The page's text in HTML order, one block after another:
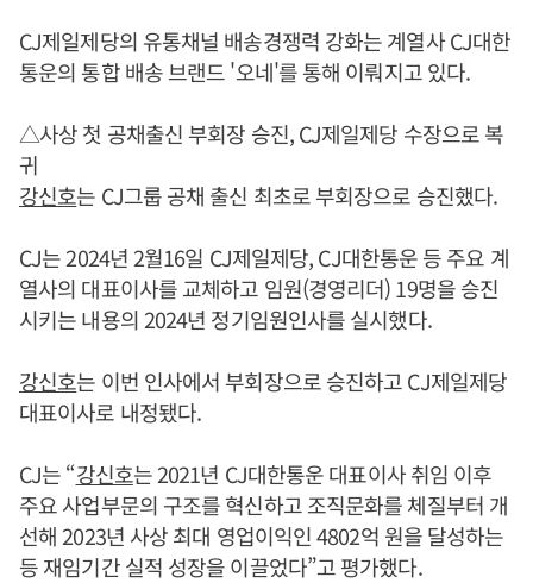
CJ제일제당의 유통채널 배송경쟁력 강화는 계열사 CJ대한
통운의 통합 배송 브랜드 '오네'를 통해 이뤄지고 있다.
△사상 첫 공채출신 부회장 승진, CJ제일제당 수장으로 복
귀
강신호는 CJ그룹 공채 출신 최초로 부회장으로 승진했다.
CJ는 2024년 2월16일 CJ제일제당, CJ대한통운 등 주요 계
열사의 대표이사를 교체하고 임원(경영리더) 19명을 승진
시키는 내용의 2024년 정기임원인사를 실시했다.
강신호는 이번 인사에서 부회장으로 승진하고 CJ제일제당
대표이사로 내정됐다.
CJ는 “강신호는 2021년 CJ대한통운 대표이사 취임 이후
주요 사업부문의 구조를 혁신하고 조직문화를 체질부터 개
선해 2023년 사상 최대 영업이익인 4802억 원을 달성하는
등 재임기간 실적 성장을 이끌었다”고 평가했다.